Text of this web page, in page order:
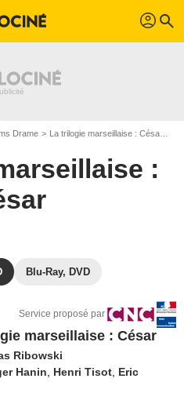
profil search
Drame La trilogie marseillaise : César
:
Blu-Ray, DVD
Service proposé par
marseillaise : César
Ribowski
Hanin Henri Tisot Eric